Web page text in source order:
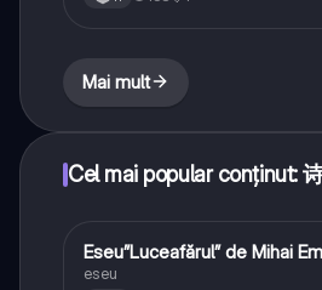
Mai mult
Cel mai popular conținut:
Limba și literatura română
Eseu”Luceafărul” de Mihai
eseu